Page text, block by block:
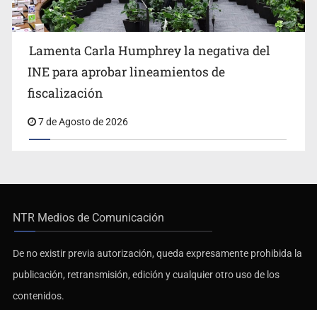
Lamenta Carla Humphrey la negativa del
INE para aprobar lineamientos de
fiscalización
7 de Agosto de 2026
NTR Medios de Comunicación
De no existir previa autorización, queda expresamente prohibida la
publicación, retransmisión, edición y cualquier otro uso de los
contenidos.